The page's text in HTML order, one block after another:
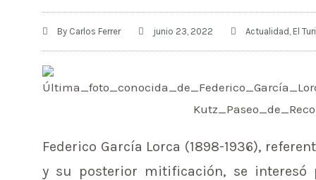
By Carlos Ferrer junio 23, 2022 Actualidad El
Federico García Lorca (1898-1936),
y su posterior mitificación, se interesó